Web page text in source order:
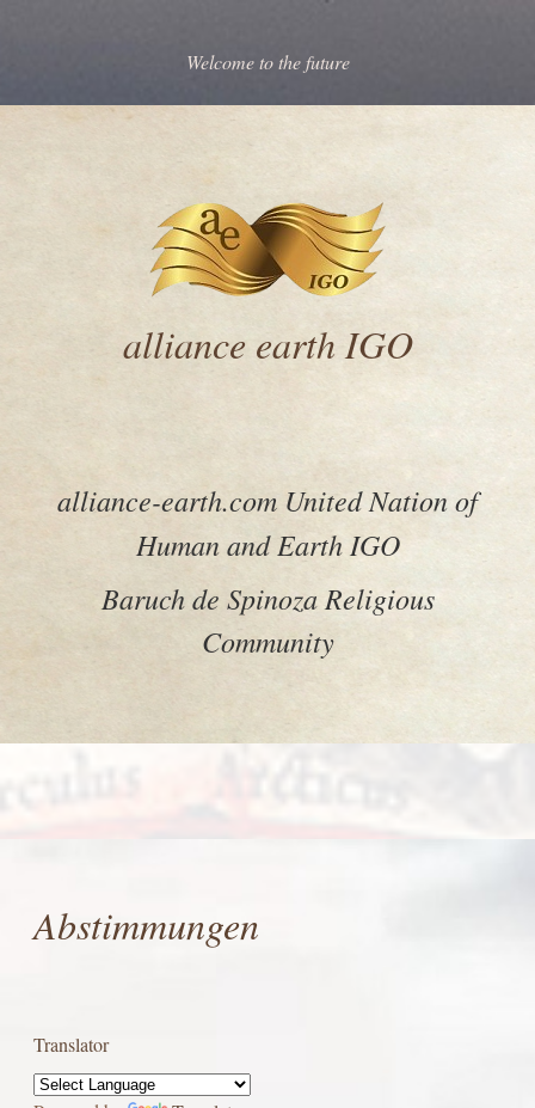
Welcome to the future
alliance earth IGO
alliance-earth.com United Nation of
Human and Earth IGO
Baruch de Spinoza Religious
Community
Abstimmungen
Translator